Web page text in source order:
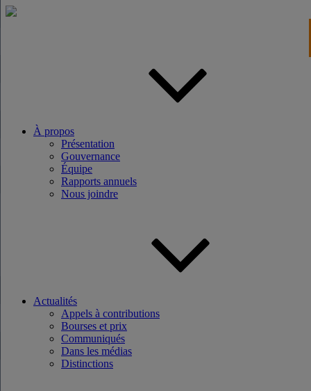
Aller
À propos
Présentation
Gouvernance
Équipe
Rapports annuels
Nous joindre
Actualités
Appels à contributions
Bourses et prix
Communiqués
Dans les médias
Distinctions